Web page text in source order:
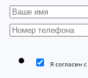
Я согласен с